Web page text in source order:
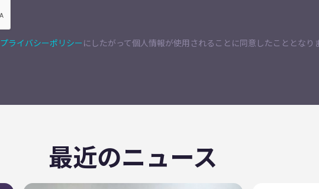
プライバシーポリシー にしたがって個人情報が使用されることに同意したこととなり
最近のニュース